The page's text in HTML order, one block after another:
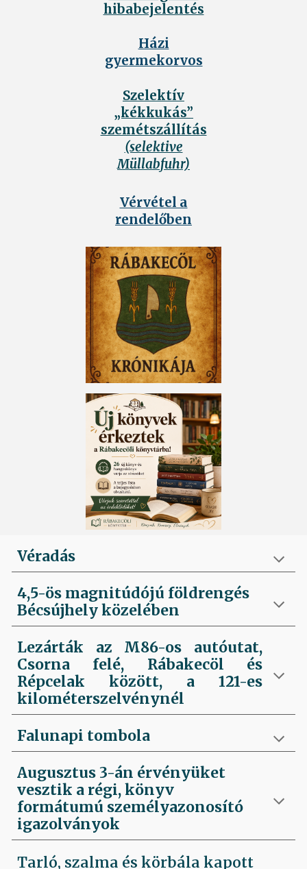
hibabejelentés
Házi
gyermekorvos
Szelektív
„kékkukás”
szemétszállítás
(selektive
Müllabfuhr)
Vérvétel a
rendelőben
Véradás
4,5-ös magnitúdójú földrengés
Bécsújhely közelében
Lezárták az M86-os autóutat,
Csorna felé, Rábakecöl és
Répcelak között, a 121-es
kilométerszelvénynél
Falunapi tombola
Augusztus 3-án érvényüket
vesztik a régi, könyv
formátumú személyazonosító
igazolványok
Tarló, szalma és körbála kapott